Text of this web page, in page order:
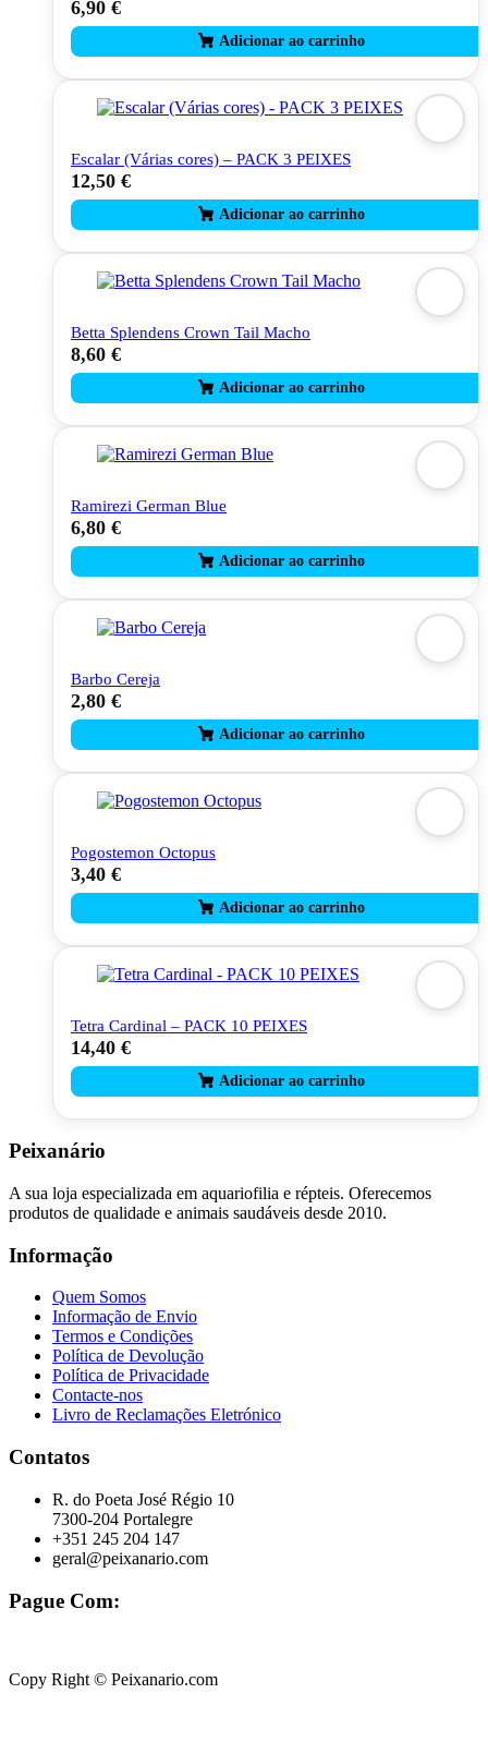
6,90 €
Escalar (Várias cores) – PACK 3 PEIXES
12,50 €
Betta Splendens Crown Tail Macho
8,60 €
Ramirezi German Blue
6,80 €
Barbo Cereja
2,80 €
Pogostemon Octopus
3,40 €
Tetra Cardinal – PACK 10 PEIXES
14,40 €
Peixanário
A sua loja especializada em aquariofilia e répteis. Oferecemos
produtos de qualidade e animais saudáveis desde 2010.
Informação
Quem Somos
Informação de Envio
Termos e Condições
Política de Devolução
Política de Privacidade
Contacte-nos
Livro de Reclamações Eletrónico
Contatos
R. do Poeta José Régio 10
7300-204 Portalegre
+351 245 204 147
geral@peixanario.com
Pague Com:
Copy Right © Peixanario.com